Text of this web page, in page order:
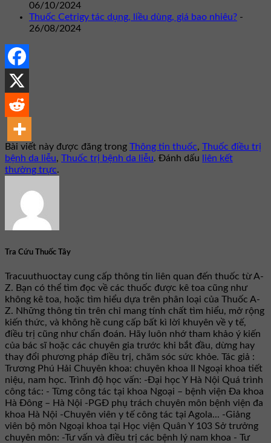
06/10/2024
Thuốc Cetrigy tác dụng, liều dùng, giá bao nhiêu? -
26/08/2024
Bài viết này được đăng trong Thông tin thuốc, Thuốc điều trị
bệnh da liễu, Thuốc trị bệnh da liễu. Đánh dấu
liên kết
thường trực.
Tra Cứu Thuốc Tây
Tracuuthuoctay cung cấp thông tin liên quan đến thuốc từ A-
Z. Bạn có thể tìm đọc về các thuốc được kê toa cũng như
không kê toa, hoặc tìm hiểu dựa trên phân loại của Thuốc A-
Z. Những thông tin trên chỉ mang tính chất tìm hiểu, mở rộng
kiến thức, và không hề cung cấp bất kì lời khuyên về y tế,
điều trị cũng như chẩn đoán. Hãy luôn nhớ tham khảo ý kiến
của bác sĩ hoặc các chuyên gia trước khi bắt đầu, dừng hay
thay đổi phương pháp điều trị, chăm sóc sức khỏe. Tác giả :
Trương Phú Hải Chuyên khoa: chuyên khoa II Ngoại khoa tiết
niệu, nam học. Trình độ học vấn: -Đại học Y Hà Nội Quá trình
công tác: - Từng công tác tại khoa Ngoại – bệnh viện Đa khoa
Hà Đông – Hà Nội -PGĐ phụ trách chuyên môn bệnh viện đa
khoa Hà Nội -Chuyên viên y tế công tác tại Agola... -Giảng
viên bộ môn Ngoại khoa tại Học viện Quân Y 103 Sở trưởng
chuyên môn: -Tư vấn và điều trị các bệnh lý nam khoa - Tư